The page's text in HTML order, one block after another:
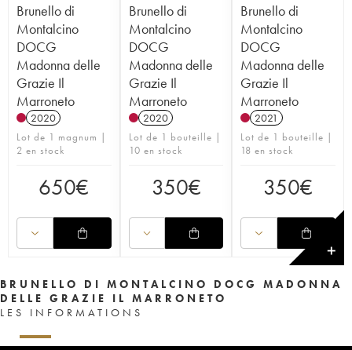
Brunello di
Montalcino
DOCG
Madonna delle
Grazie Il
Marroneto
2020
Lot de 1 magnum |
2 en stock
650€
Brunello di
Montalcino
DOCG
Madonna delle
Grazie Il
Marroneto
2020
Lot de 1 bouteille |
10 en stock
350€
Brunello di
Montalcino
DOCG
Madonna delle
Grazie Il
Marroneto
2021
Lot de 1 bouteille |
18 en stock
350€
✕
BRUNELLO DI MONTALCINO DOCG MADONNA
DELLE GRAZIE IL MARRONETO
LES INFORMATIONS